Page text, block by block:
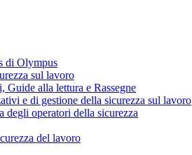
di Olympus
sul lavoro
Guide alla lettura e Rassegne
e di gestione della sicurezza sul lavoro
degli operatori della sicurezza
del lavoro